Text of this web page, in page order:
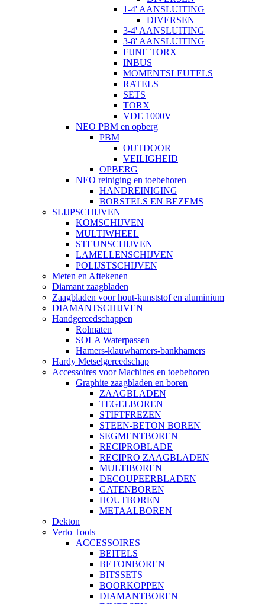
1-4' AANSLUITING
DIVERSEN
3-4' AANSLUITING
3-8' AANSLUITING
FIJNE TORX
INBUS
MOMENTSLEUTELS
RATELS
SETS
TORX
VDE 1000V
NEO PBM en opberg
PBM
OUTDOOR
VEILIGHEID
OPBERG
NEO reiniging en toebehoren
HANDREINIGING
BORSTELS EN BEZEMS
SLIJPSCHIJVEN
KOMSCHIJVEN
MULTIWHEEL
STEUNSCHIJVEN
LAMELLENSCHIJVEN
POLIJSTSCHIJVEN
Meten en Aftekenen
Diamant zaagbladen
Zaagbladen voor hout-kunststof en aluminium
DIAMANTSCHIJVEN
Handgereedschappen
Rolmaten
SOLA Waterpassen
Hamers-klauwhamers-bankhamers
Hardy Metselgereedschap
Accessoires voor Machines en toebehoren
Graphite zaagbladen en boren
ZAAGBLADEN
TEGELBOREN
STIFTFREZEN
STEEN-BETON BOREN
SEGMENTBOREN
RECIPROBLADE
RECIPRO ZAAGBLADEN
MULTIBOREN
DECOUPEERBLADEN
GATENBOREN
HOUTBOREN
METAALBOREN
Dekton
Verto Tools
ACCESSOIRES
BEITELS
BETONBOREN
BITSSETS
BOORKOPPEN
DIAMANTBOREN